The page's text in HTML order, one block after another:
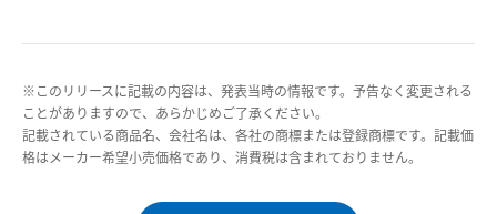
※このリリースに記載の内容は、発表当時の情報です。予告なく変更される
ことがありますので、あらかじめご了承ください。
記載されている商品名、会社名は、各社の商標または登録商標です。記載価
格はメーカー希望小売価格であり、消費税は含まれておりません。